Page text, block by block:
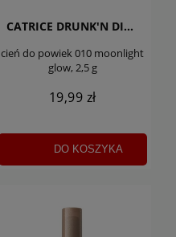
CATRICE DRUNK'N DIAMONDS JELLY
cień do powiek 010 moonlight
glow, 2,5 g
19,99 zł
DO KOSZYKA